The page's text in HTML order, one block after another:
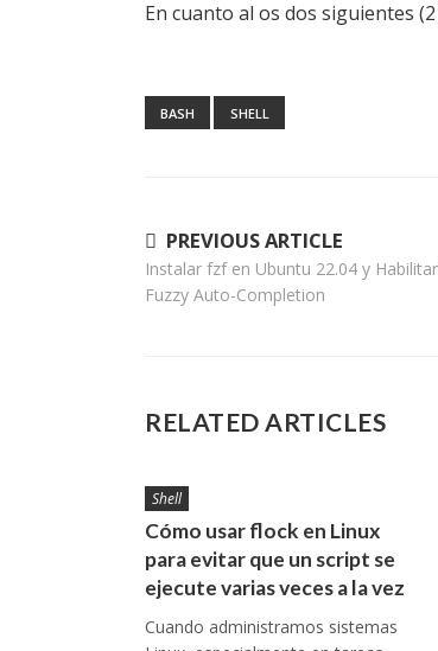
En cuanto al os dos siguientes
BASH SHELL
Navegación
de
PREVIOUS ARTICLE
Instalar fzf en Ubuntu 22.04 y
Fuzzy Auto-Completion
RELATED ARTICLES
Shell
Cómo usar flock en Linux
para evitar que un script se
ejecute varias veces a la vez
Cuando administramos sistemas